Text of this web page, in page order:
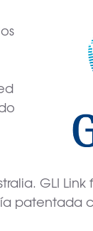
GLI
patentada